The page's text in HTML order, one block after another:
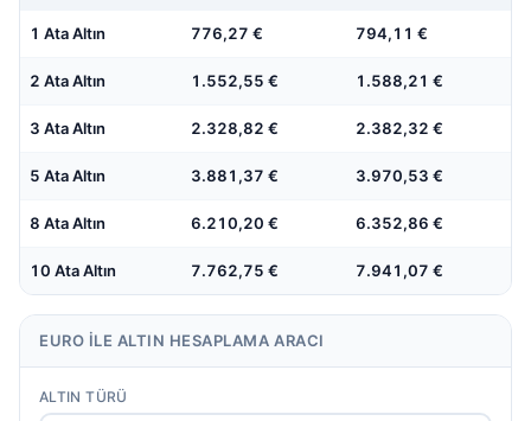
1 Ata Altın 776,27 € 794,11 €
2 Ata Altın 1.552,55 € 1.588,21 €
3 Ata Altın 2.328,82 € 2.382,32 €
5 Ata Altın 3.881,37 € 3.970,53 €
8 Ata Altın 6.210,20 € 6.352,86 €
10 Ata Altın 7.762,75 € 7.941,07 €
EURO ILE ALTIN HESAPLAMA ARACI
ALTIN TÜRÜ